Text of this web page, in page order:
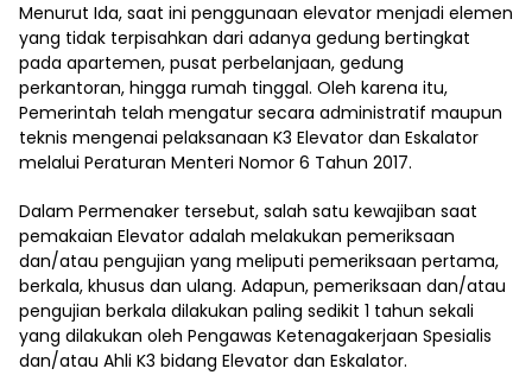
Menurut Ida, saat ini penggunaan elevator menjadi elemen
yang tidak terpisahkan dari adanya gedung bertingkat
pada apartemen, pusat perbelanjaan, gedung
perkantoran, hingga rumah tinggal. Oleh karena itu,
Pemerintah telah mengatur secara administratif maupun
teknis mengenai pelaksanaan K3 Elevator dan Eskalator
melalui Peraturan Menteri Nomor 6 Tahun 2017.
Dalam Permenaker tersebut, salah satu kewajiban saat
pemakaian Elevator adalah melakukan pemeriksaan
dan/atau pengujian yang meliputi pemeriksaan pertama,
berkala, khusus dan ulang. Adapun, pemeriksaan dan/atau
pengujian berkala dilakukan paling sedikit 1 tahun sekali
yang dilakukan oleh Pengawas Ketenagakerjaan Spesialis
dan/atau Ahli K3 bidang Elevator dan Eskalator.